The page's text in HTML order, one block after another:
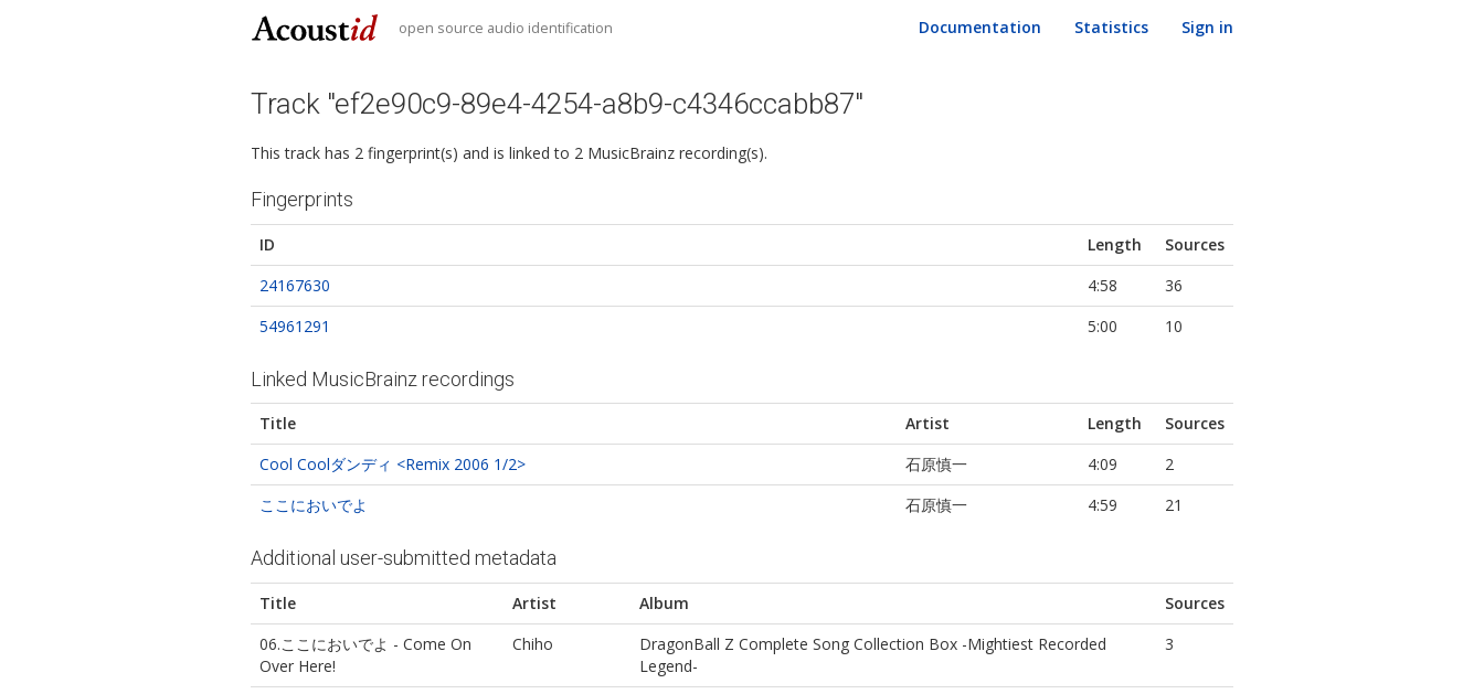
open source audio identification Documentation Statistics Sign in
Track "ef2e90c9-89e4-4254-a8b9-c4346ccabb87"
This track has 2 fingerprint(s) and is linked to 2 MusicBrainz recording(s).
Fingerprints
ID Length
Sources
24167630
4:58
36
54961291
5:00 10
Linked MusicBrainz recordings
Title Artist Length
Sources
Cool Coolダンディ <Remix 2006 1/2>
石原慎一 4:09
2
ここにおいでよ
石原慎一 4:59 21
Additional user-submitted metadata
Title Artist Album
Sources
06.ここにおいでよ - Come On
Over Here!
Chiho
DragonBall Z Complete Song Collection Box -Mightiest Recorded
Legend-
3